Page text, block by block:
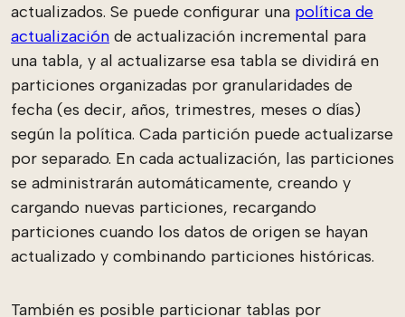
actualizados. Se puede configurar una política de
actualización de actualización incremental para
una tabla, y al actualizarse esa tabla se dividirá en
particiones organizadas por granularidades de
fecha (es decir, años, trimestres, meses o días)
según la política. Cada partición puede actualizarse
por separado. En cada actualización, las particiones
se administrarán automáticamente, creando y
cargando nuevas particiones, recargando
particiones cuando los datos de origen se hayan
actualizado y combinando particiones históricas.
También es posible particionar tablas por